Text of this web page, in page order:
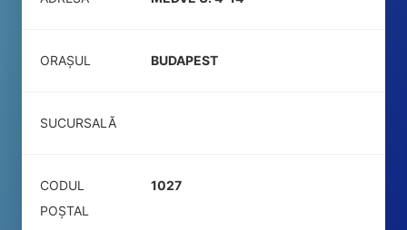
ORAȘUL BUDAPEST
SUCURSALĂ
CODUL
POŞTAL
1027